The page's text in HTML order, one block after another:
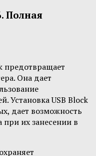
Полная
предотвращает
Она дает
Установка USB Block
дает возможность
при их занесении в